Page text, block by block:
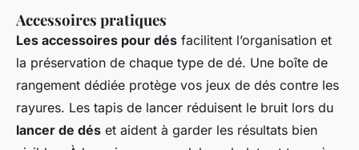
Accessoires pratiques
Les accessoires pour dés facilitent l’organisation et
la préservation de chaque type de dé. Une boîte de
rangement dédiée protège vos jeux de dés contre les
rayures. Les tapis de lancer réduisent le bruit lors du
lancer de dés et aident à garder les résultats bien